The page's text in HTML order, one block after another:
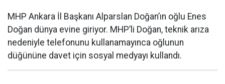
MHP Ankara İl Başkanı Alparslan Doğan’ın oğlu Enes
Doğan dünya evine giriyor. MHP’li Doğan, teknik arıza
nedeniyle telefonunu kullanamayınca oğlunun
düğününe davet için sosyal medyayı kullandı.